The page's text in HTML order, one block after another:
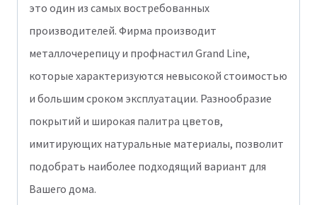
это один из самых востребованных
производителей. Фирма производит
металлочерепицу и профнастил Grand Line,
которые характеризуются невысокой стоимостью
и большим сроком эксплуатации. Разнообразие
покрытий и широкая палитра цветов,
имитирующих натуральные материалы, позволит
подобрать наиболее подходящий вариант для
Вашего дома.